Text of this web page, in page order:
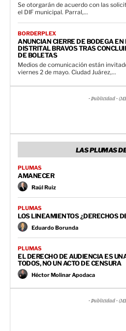
Se otorgarán de acuerdo con las
el DIF municipal. Parral,...
BORDERPLEX
ANUNCIAN CIERRE DE BODEGA
DISTRITAL BRAVOS TRAS
DE BOLETAS
Medios de comunicación están
viernes 2 de mayo. Ciudad Juárez,...
- Publicidad -
LAS PLUMAS
PLUMAS
AMANECER
Raúl Ruiz
PLUMAS
LOS LINEAMIENTOS ¿DERECHOS
Eduardo Borunda
PLUMAS
EL DERECHO DE AUDIENCIA ES
TODOS, NO UN ACTO DE CENSURA
Héctor Molinar Apodaca
- Publicidad -